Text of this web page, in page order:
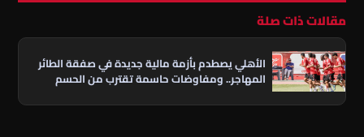
مقالات ذات صلة
الأهلي يصطدم بأزمة مالية جديدة في صفقة الطائر
المهاجر.. ومفاوضات حاسمة تقترب من الحسم